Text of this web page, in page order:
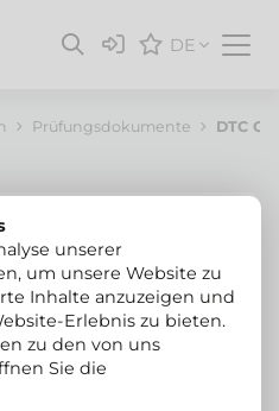
DE
Prüfungsdokumente
DTC
unserer
um unsere Website zu
Inhalte anzuzeigen und
Erlebnis zu bieten.
zu den von uns
Sie die